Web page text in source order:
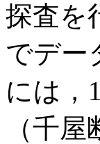
探査を
でデー
には，
（千